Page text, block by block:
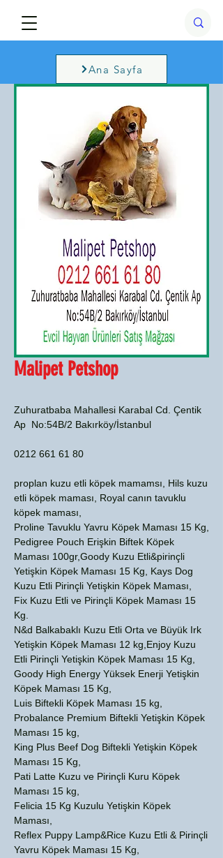
Ana Sayfa
Malipet Petshop
Zuhuratbaba Mahallesi Karabal Cd. Çentik
Ap No:54B/2 Bakırköy/İstanbul
0212 661 61 80
proplan kuzu etli köpek mamamsı, Hils kuzu
etli köpek maması, Royal canın tavuklu
köpek maması,
Proline Tavuklu Yavru Köpek Maması 15 Kg,
Pedigree Pouch Erişkin Biftek Köpek
Maması 100gr,Goody Kuzu Etli&pirinçli
Yetişkin Köpek Maması 15 Kg, Kays Dog
Kuzu Etli Pirinçli Yetişkin Köpek Maması,
Fix Kuzu Etli ve Pirinçli Köpek Maması 15
Kg.
N&d Balkabaklı Kuzu Etli Orta ve Büyük Irk
Yetişkin Köpek Maması 12 kg,Enjoy Kuzu
Etli Pirinçli Yetişkin Köpek Maması 15 Kg,
Goody High Energy Yüksek Enerji Yetişkin
Köpek Maması 15 Kg,
Luis Biftekli Köpek Maması 15 kg,
Probalance Premium Biftekli Yetişkin Köpek
Maması 15 kg,
King Plus Beef Dog Biftekli Yetişkin Köpek
Maması 15 Kg,
Pati Latte Kuzu ve Pirinçli Kuru Köpek
Maması 15 kg,
Felicia 15 Kg Kuzulu Yetişkin Köpek
Maması,
Reflex Puppy Lamp&Rice Kuzu Etli & Pirinçli
Yavru Köpek Maması 15 Kg,